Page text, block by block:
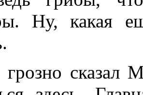
Ну, какая
сказал